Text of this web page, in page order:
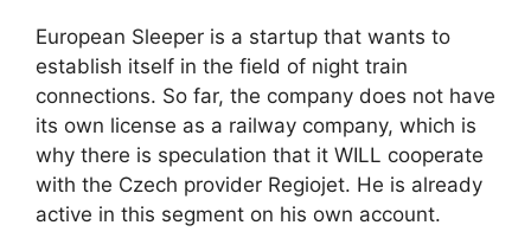
European Sleeper is a startup that wants to
establish itself in the field of night train
connections. So far, the company does not have
its own license as a railway company, which is
why there is speculation that it WILL cooperate
with the Czech provider Regiojet. He is already
active in this segment on his own account.